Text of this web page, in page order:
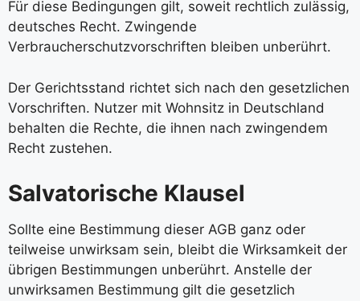
Für diese Bedingungen gilt, soweit rechtlich zulässig,
deutsches Recht. Zwingende
Verbraucherschutzvorschriften bleiben unberührt.
Der Gerichtsstand richtet sich nach den gesetzlichen
Vorschriften. Nutzer mit Wohnsitz in Deutschland
behalten die Rechte, die ihnen nach zwingendem
Recht zustehen.
Salvatorische Klausel
Sollte eine Bestimmung dieser AGB ganz oder
teilweise unwirksam sein, bleibt die Wirksamkeit der
übrigen Bestimmungen unberührt. Anstelle der
unwirksamen Bestimmung gilt die gesetzlich